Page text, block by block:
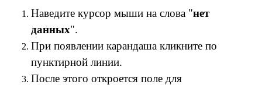
Наведите курсор мыши на слова "нет
данных".
При появлении карандаша кликните по
пунктирной линии.
После этого откроется поле для